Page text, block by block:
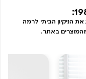
הניקיון הביתי לרמה
באתר.